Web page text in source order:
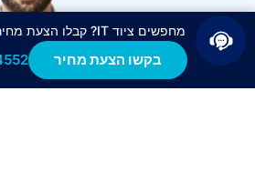
מחפשים ציוד IT? קבלו הצעת מחיר תוך 24 שעות!
בקשו הצעת מחיר